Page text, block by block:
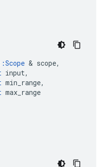
Scope & scope,
input,
min_range,
max_range